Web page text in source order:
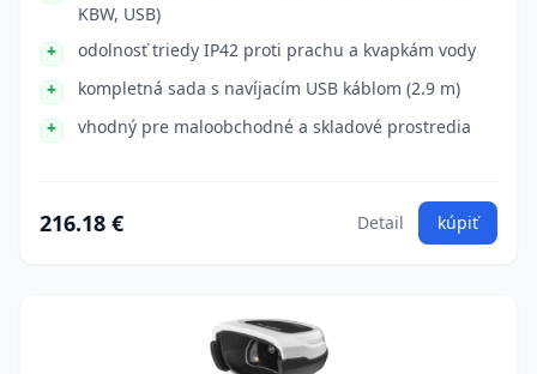
KBW, USB)
odolnosť triedy IP42 proti prachu a kvapkám vody
kompletná sada s navíjacím USB káblom (2.9 m)
vhodný pre maloobchodné a skladové prostredia
216.18 € Detail kúpiť